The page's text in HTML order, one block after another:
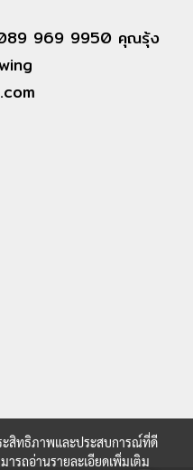
969 9950 คุณรุ้ง
ะสิทธิภาพและประสบการณ์ที่ดี
ารถอ่านรายละเอียดเพิ่มเติม